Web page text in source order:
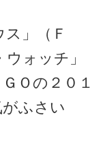
」（Ｆ
ォッチ」
Ｏの２０１
がふさい